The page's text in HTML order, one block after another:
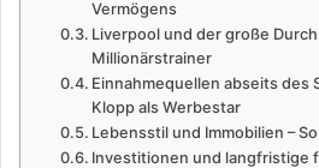
Vermögens
Liverpool und der große
Millionärstrainer
Einnahmequellen abseits des
Klopp als Werbestar
Lebensstil und Immobilien –
Investitionen und langfristige